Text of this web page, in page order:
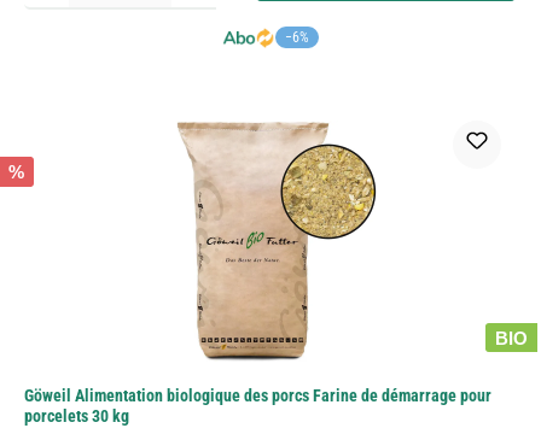
−6%
%
BIO
Göweil Alimentation biologique des porcs Farine de démarrage pour
porcelets 30 kg